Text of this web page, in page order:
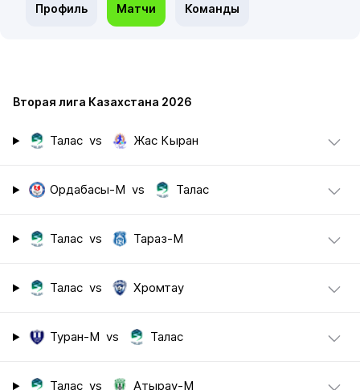
Профиль Матчи Команды
Вторая лига Казахстана 2026
Талас vs Жас Кыран
Ордабасы-М vs Талас
Талас vs Тараз-М
Талас vs Хромтау
Туран-М vs Талас
Талас vs Атырау-М